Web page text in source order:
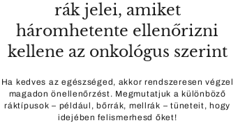
rák jelei, amiket
háromhetente ellenőrizni
kellene az onkológus szerint
Ha kedves az egészséged, akkor rendszeresen végzel
magadon önellenőrzést. Megmutatjuk a különböző
ráktípusok – például, bőrrák, mellrák – tüneteit, hogy
idejében felismerhesd őket!